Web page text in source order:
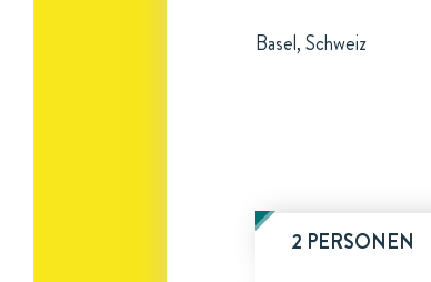
Basel, Schweiz
2 PERSONEN